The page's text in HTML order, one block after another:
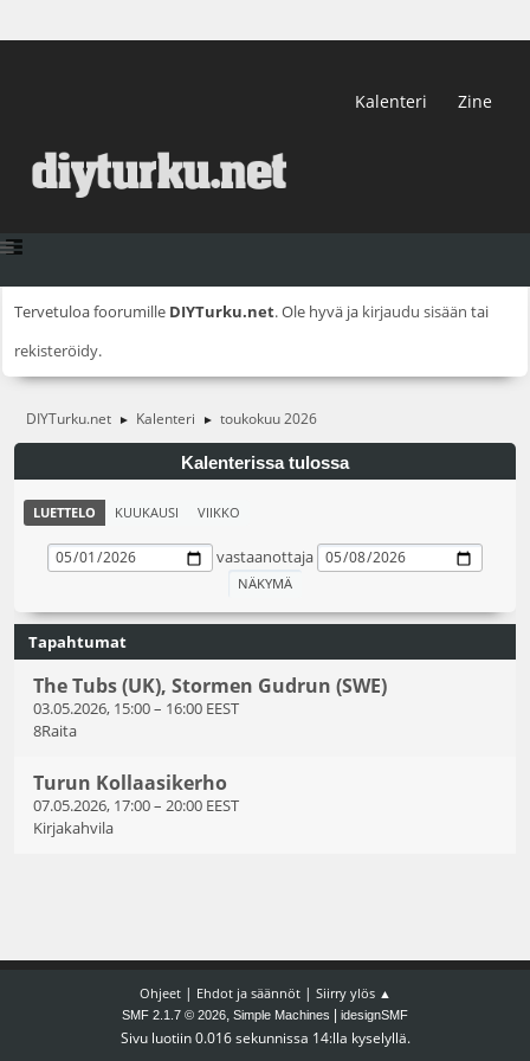
Kalenteri Zine
Tervetuloa foorumille DIYTurku.net. Ole hyvä ja kirjaudu sisään tai
rekisteröidy.
DIYTurku.net ► Kalenteri ► toukokuu 2026
Kalenterissa tulossa
LUETTELO KUUKAUSI VIIKKO
vastaanottaja
Tapahtumat
The Tubs (UK), Stormen Gudrun (SWE)
03.05.2026, 15:00– 16:00 EEST
8Raita
Turun Kollaasikerho
07.05.2026, 17:00– 20:00 EEST
Kirjakahvila
Ohjeet| Ehdot ja säännöt| Siirry ylös ▲
SMF 2.1.7 © 2026, Simple Machines idesignSMF
Sivu luotiin 0.016 sekunnissa 14:lla kyselyllä.